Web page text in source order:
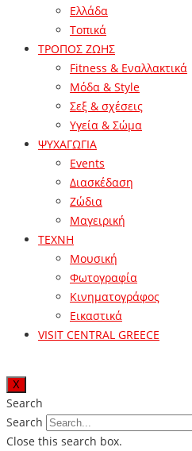
Ελλάδα
Τοπικά
ΤΡΟΠΟΣ ΖΩΗΣ
Fitness & Εναλλακτικά
Μόδα & Style
Σεξ & σχέσεις
Υγεία & Σώμα
ΨΥΧΑΓΩΓΙΑ
Events
Διασκέδαση
Ζώδια
Μαγειρική
ΤΕΧΝΗ
Μουσική
Φωτογραφία
Κινηματογράφος
Εικαστικά
VISIT CENTRAL GREECE
X
Search
Search
Close this search box.